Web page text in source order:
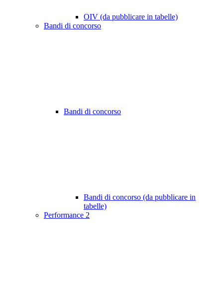
OIV (da pubblicare in tabelle)
Bandi di concorso
Bandi di concorso
Bandi di concorso (da pubblicare in
tabelle)
Performance 2